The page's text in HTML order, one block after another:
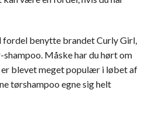
fordel benytte brandet Curly Girl,
Måske har du hørt om
blevet meget populær i løbet af
tørshampoo egne sig helt